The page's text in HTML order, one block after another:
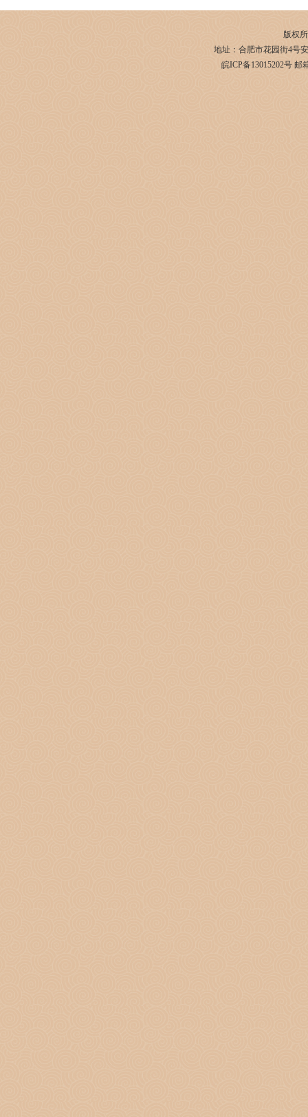
版权
地址：合肥市花园街4号
皖ICP备13015202号 邮